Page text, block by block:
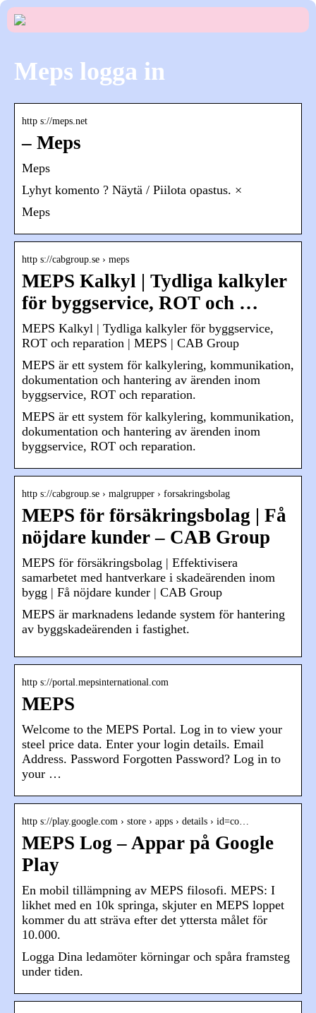
Meps logga in
http s://meps.net
– Meps
Meps
Lyhyt komento ? Näytä / Piilota opastus. ×
Meps
http s://cabgroup.se › meps
MEPS Kalkyl | Tydliga kalkyler
för byggservice, ROT och …
MEPS Kalkyl | Tydliga kalkyler för byggservice,
ROT och reparation | MEPS | CAB Group
MEPS är ett system för kalkylering, kommunikation,
dokumentation och hantering av ärenden inom
byggservice, ROT och reparation.
MEPS är ett system för kalkylering, kommunikation,
dokumentation och hantering av ärenden inom
byggservice, ROT och reparation.
http s://cabgroup.se › malgrupper › forsakringsbolag
MEPS för försäkringsbolag | Få
nöjdare kunder – CAB Group
MEPS för försäkringsbolag | Effektivisera
samarbetet med hantverkare i skadeärenden inom
bygg | Få nöjdare kunder | CAB Group
MEPS är marknadens ledande system för hantering
av byggskadeärenden i fastighet.
http s://portal.mepsinternational.com
MEPS
Welcome to the MEPS Portal. Log in to view your
steel price data. Enter your login details. Email
Address. Password Forgotten Password? Log in to
your …
http s://play.google.com › store › apps › details › id=co…
MEPS Log – Appar på Google
Play
En mobil tillämpning av MEPS filosofi. MEPS: I
likhet med en 10k springa, skjuter en MEPS loppet
kommer du att sträva efter det yttersta målet för
10.000.
Logga Dina ledamöter körningar och spåra framsteg
under tiden.